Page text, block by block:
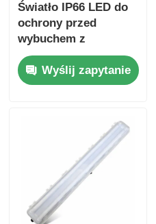
Światło IP66 LED do
ochrony przed
wybuchem z
żywotnością 50000
godzin i szerokim
napięciem 100-
Wyślij zapytanie